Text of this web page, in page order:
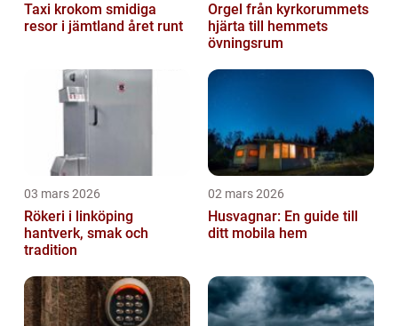
Taxi krokom smidiga
resor i jämtland året runt
Orgel från kyrkorummets
hjärta till hemmets
övningsrum
03 mars 2026
Rökeri i linköping
hantverk, smak och
tradition
02 mars 2026
Husvagnar: En guide till
ditt mobila hem